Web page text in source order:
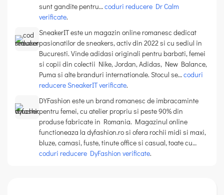
sunt gandite pentru…coduri reducere Dr Calm
verificate.
SneakerIT este un magazin online romanesc dedicat
pasionatilor de sneakers, activ din 2022 si cu sediul in
Bucuresti. Vinde adidasi originali pentru barbati, femei
si copii din colectii Nike, Jordan, Adidas, New Balance,
Puma si alte branduri internationale. Stocul se…coduri
reducere SneakerIT verificate.
DYFashion este un brand romanesc de imbracaminte
pentru femei, cu atelier propriu si peste 90% din
produse fabricate in Romania. Magazinul online
functioneaza la dyfashion.ro si ofera rochii midi si maxi,
bluze, camasi, fuste, tinute office si casual, toate cu…
coduri reducere DyFashion verificate.